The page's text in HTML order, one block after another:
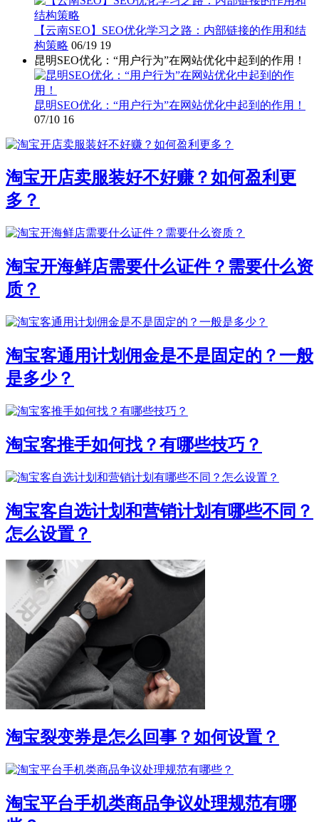
【云南SEO】SEO优化学习之路：内部链接的作用和结
构策略 06/19 19
昆明SEO优化：“用户行为”在网站优化中起到的作用！
昆明SEO优化：“用户行为”在网站优化中起到的作用！
07/10 16
淘宝开店卖服装好不好赚？如何盈利更
多？
淘宝开海鲜店需要什么证件？需要什么资
质？
淘宝客通用计划佣金是不是固定的？一般
是多少？
淘宝客推手如何找？有哪些技巧？
淘宝客自选计划和营销计划有哪些不同？
怎么设置？
淘宝裂变券是怎么回事？如何设置？
淘宝平台手机类商品争议处理规范有哪